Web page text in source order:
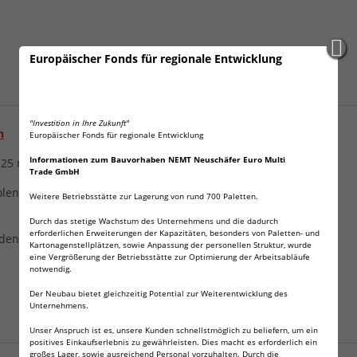
Europäischer Fonds für regionale Entwicklung
"Investition in Ihre Zukunft"
Europäischer Fonds für regionale Entwicklung
Informationen zum Bauvorhaben NEMT Neuschäfer Euro Multi
Trade GmbH
Weitere Betriebsstätte zur Lagerung von rund 700 Paletten.
Durch das stetige Wachstum des Unternehmens und die dadurch
erforderlichen Erweiterungen der Kapazitäten, besonders von Paletten- und
Kartonagenstellplätzen, sowie Anpassung der personellen Struktur, wurde
eine Vergrößerung der Betriebsstätte zur Optimierung der Arbeitsabläufe
notwendig.
Der Neubau bietet gleichzeitig Potential zur Weiterentwicklung des
Unternehmens.
Unser Anspruch ist es, unsere Kunden schnellstmöglich zu beliefern, um ein
positives Einkaufserlebnis zu gewährleisten. Dies macht es erforderlich ein
großes Lager, sowie ausreichend Personal vorzuhalten. Durch die
m- Präzision/Standardpistole/ Pistole 50 m
geeignet.
Größen, Stahl-BB oder Airsoft-BB 6mm.
Angaben zur Produktsicherheit